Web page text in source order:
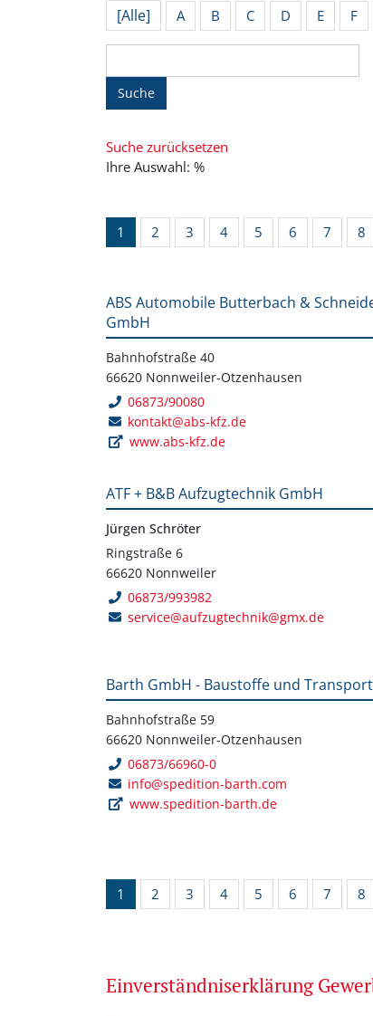
[Alle] A B C D E F
Suche
Suche zurücksetzen
Ihre Auswahl: %
1 2 3 4 5 6 7 8
ABS Automobile Butterbach &
GmbH
Bahnhofstraße 40
66620 Nonnweiler-Otzenhausen
06873/90080
kontakt@abs-kfz.de
www.abs-kfz.de
ATF + B&B Aufzugtechnik GmbH
Jürgen Schröter
Ringstraße 6
66620 Nonnweiler
06873/993982
service@aufzugtechnik@gmx.de
Barth GmbH - Baustoffe und
Bahnhofstraße 59
66620 Nonnweiler-Otzenhausen
06873/66960-0
info@spedition-barth.com
www.spedition-barth.de
1 2 3 4 5 6 7 8
Einverständniserklärung